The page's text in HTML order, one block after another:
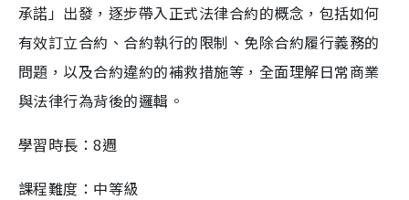
承諾」出發，逐步帶入正式法律合約的概念，包括如何
有效訂立合約、合約執行的限制、免除合約履行義務的
問題，以及合約違約的補救措施等，全面理解日常商業
與法律行為背後的邏輯。
學習時長：8週
課程難度：中等級